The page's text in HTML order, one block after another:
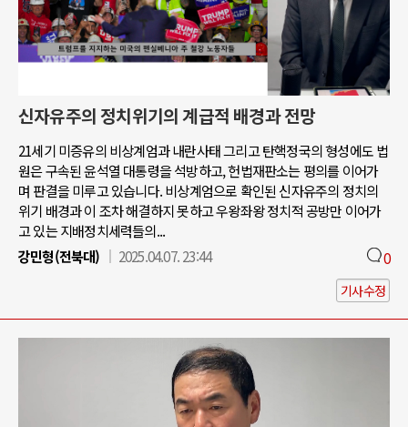
신자유주의 정치위기의 계급적 배경과 전망
21세기 미증유의 비상계엄과 내란사태 그리고 탄핵정국의 형성에도 법
원은 구속된 윤석열 대통령을 석방하고, 헌법재판소는 평의를 이어가
며 판결을 미루고 있습니다. 비상계엄으로 확인된 신자유주의 정치의
위기 배경과 이 조차 해결하지 못하고 우왕좌왕 정치적 공방만 이어가
고 있는 지배정치세력들의...
강민형(전북대)
2025.04.07. 23:44 0
기사수정